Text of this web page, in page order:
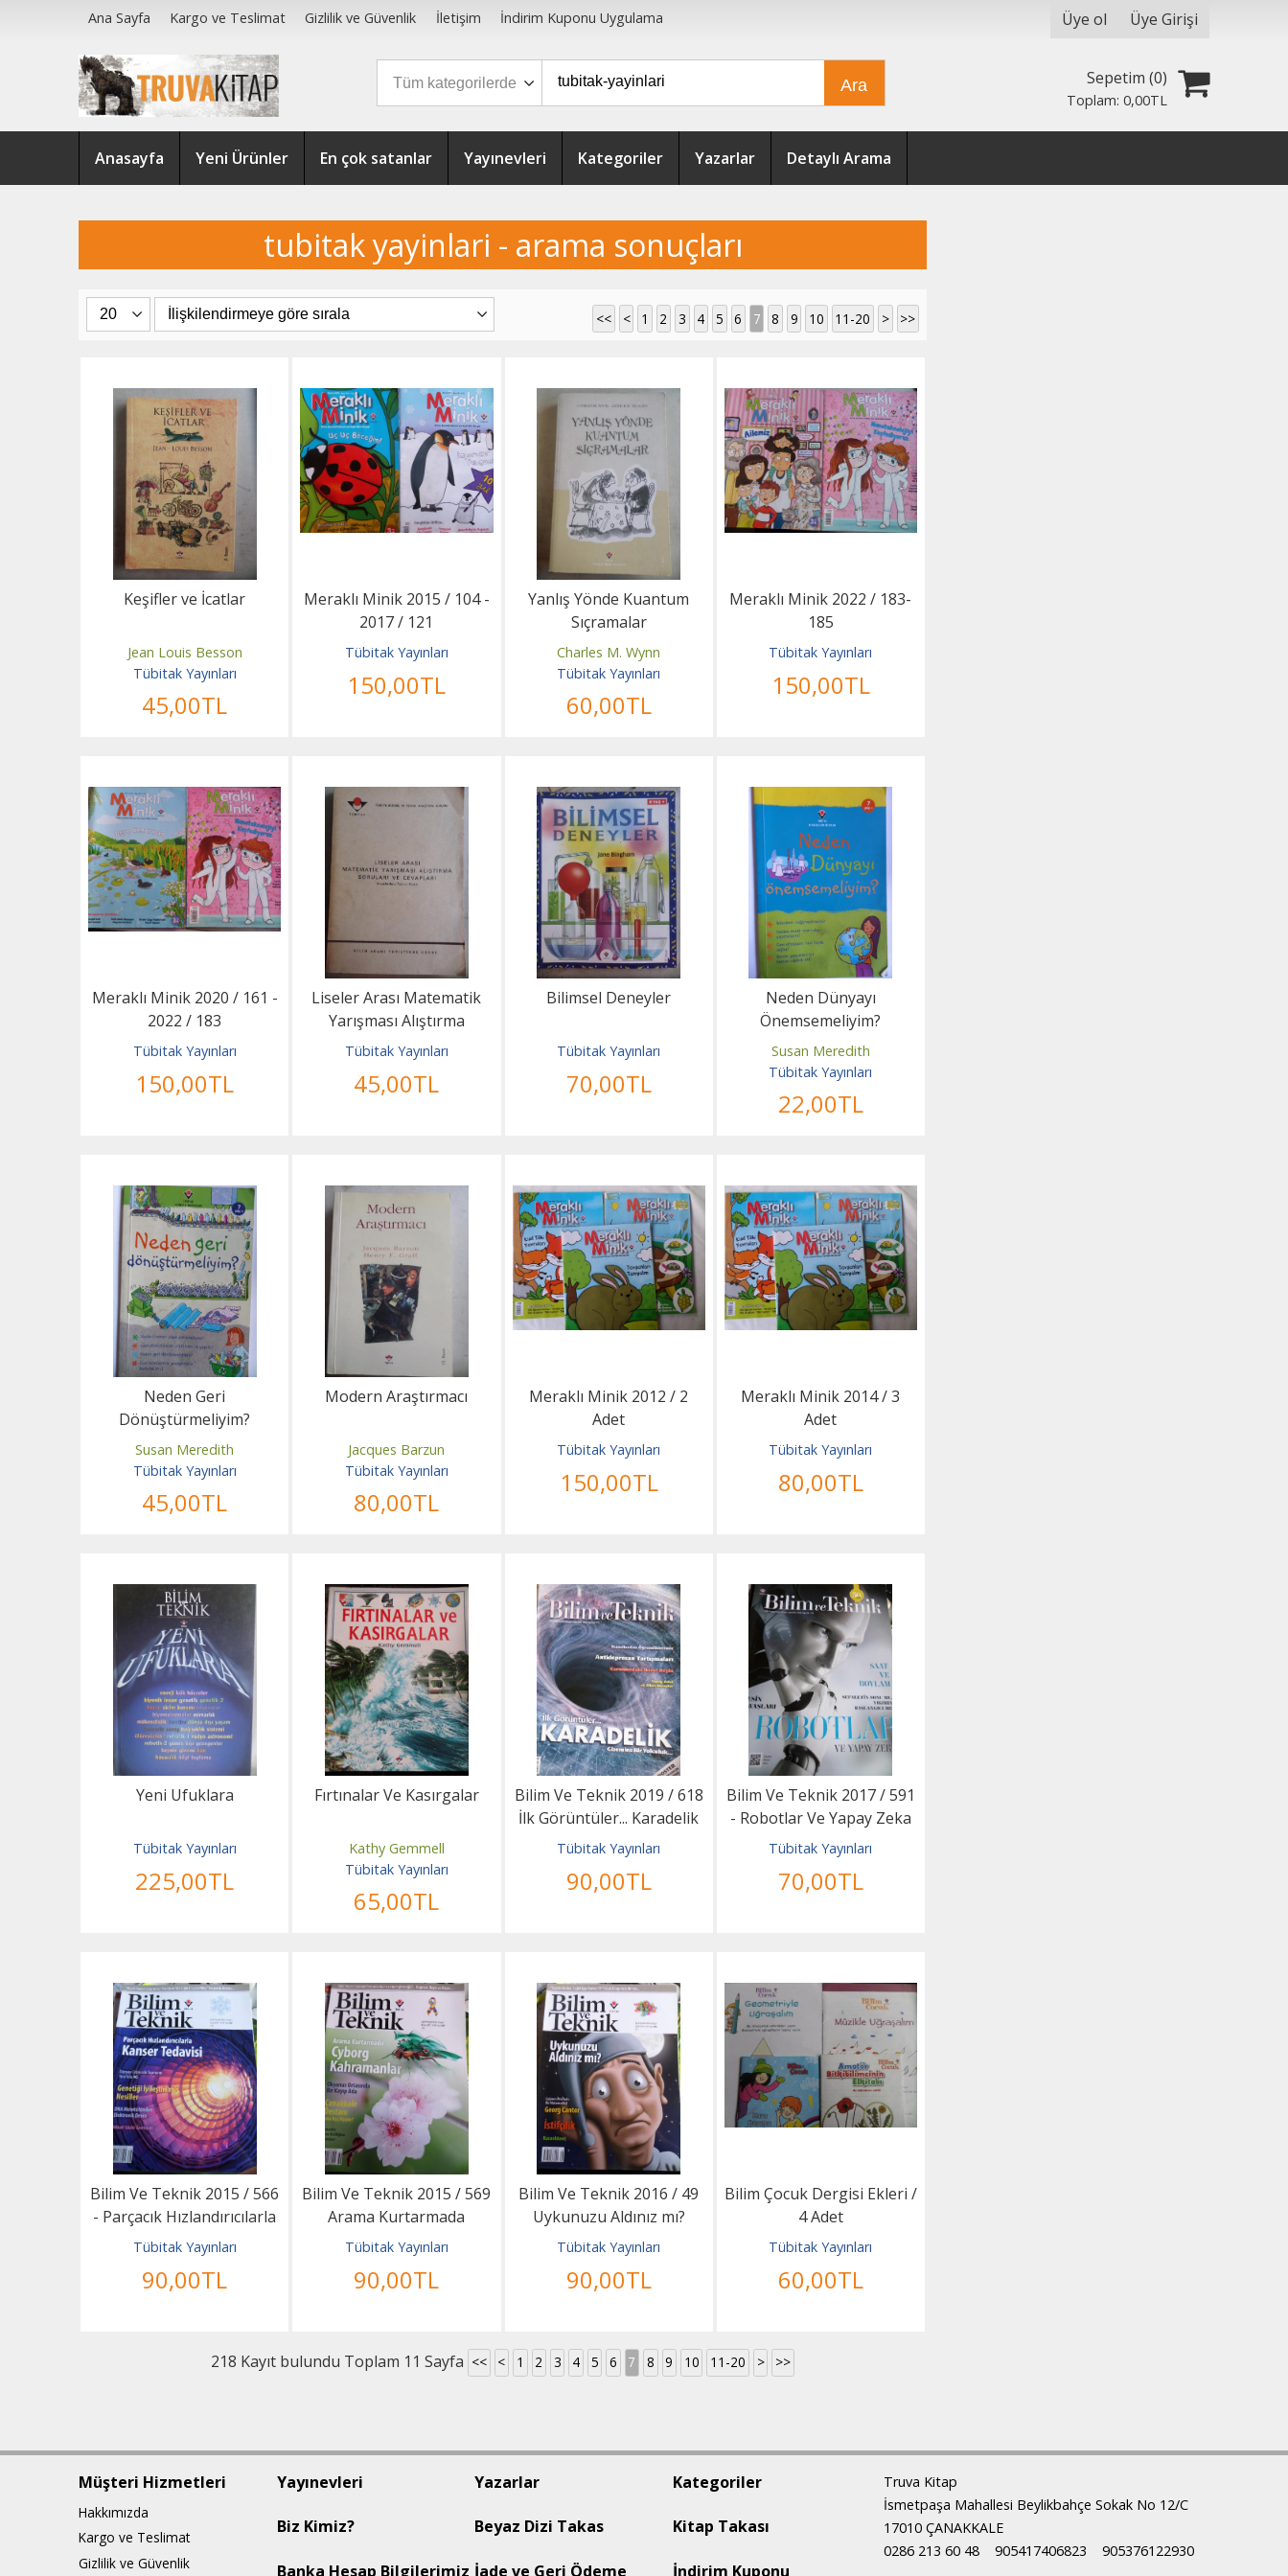
Ana Sayfa Kargo ve Teslimat Gizlilik ve Güvenlik İletişim İndirim Kuponu Uygulama Üye ol Üye Girişi
Ara Sepetim (0)
Toplam:0,00TL
Anasayfa Yeni Ürünler En çok satanlar Yayınevleri Kategoriler Yazarlar Detaylı Arama
tubitak yayinlari - arama sonuçları
<< < 1 2 3 4 5 6 7 8 9 10 11-20 > >>
Keşifler ve İcatlar
Jean Louis Besson
Tübitak Yayınları
45,00TL
Meraklı Minik 2015 / 104 -
2017 / 121
Tübitak Yayınları
150,00TL
Yanlış Yönde Kuantum
Sıçramalar
Charles M. Wynn
Tübitak Yayınları
60,00TL
Meraklı Minik 2022 / 183-
185
Tübitak Yayınları
150,00TL
Meraklı Minik 2020 / 161 -
2022 / 183
Tübitak Yayınları
150,00TL
Liseler Arası Matematik
Yarışması Alıştırma
Soruları ve Cevapları
Tübitak Yayınları
45,00TL
Bilimsel Deneyler
Tübitak Yayınları
70,00TL
Neden Dünyayı
Önemsemeliyim?
Susan Meredith
Tübitak Yayınları
22,00TL
Neden Geri
Dönüştürmeliyim?
Susan Meredith
Tübitak Yayınları
45,00TL
Modern Araştırmacı
Jacques Barzun
Tübitak Yayınları
80,00TL
Meraklı Minik 2012 / 2
Adet
Tübitak Yayınları
150,00TL
Meraklı Minik 2014 / 3
Adet
Tübitak Yayınları
80,00TL
Yeni Ufuklara
Tübitak Yayınları
225,00TL
Fırtınalar Ve Kasırgalar
Kathy Gemmell
Tübitak Yayınları
65,00TL
Bilim Ve Teknik 2019 / 618
İlk Görüntüler... Karadelik
Gizemine Bir...
Tübitak Yayınları
90,00TL
Bilim Ve Teknik 2017 / 591
- Robotlar Ve Yapay Zeka
Tübitak Yayınları
70,00TL
Bilim Ve Teknik 2015 / 566
- Parçacık Hızlandırıcılarla
Kanser Tedavisi
Tübitak Yayınları
90,00TL
Bilim Ve Teknik 2015 / 569
Arama Kurtarmada
Cyborg Kahramanlar
Tübitak Yayınları
90,00TL
Bilim Ve Teknik 2016 / 49
Uykunuzu Aldınız mı?
Tübitak Yayınları
90,00TL
Bilim Çocuk Dergisi Ekleri /
4 Adet
Tübitak Yayınları
60,00TL
218 Kayıt bulundu Toplam 11 Sayfa << < 1 2 3 4 5 6 7 8 9 10 11-20 > >>
Müşteri Hizmetleri
Hakkımızda
Kargo ve Teslimat
Gizlilik ve Güvenlik
Yayınevleri Yazarlar Kategoriler
Biz Kimiz? Beyaz Dizi Takas Kitap Takası
Banka Hesap Bilgilerimiz İade ve Geri Ödeme İndirim Kuponu
Truva Kitap
İsmetpaşa Mahallesi Beylikbahçe Sokak No 12/C
17010 ÇANAKKALE
0286 213 60 48
905417406823 905376122930